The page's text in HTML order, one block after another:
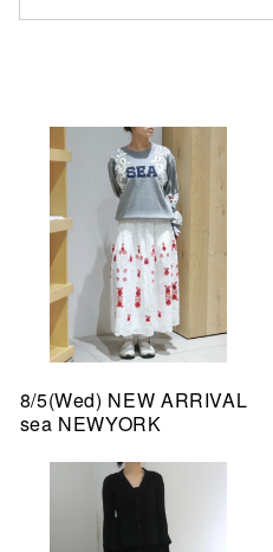
8/5(Wed) NEW ARRIVAL
sea NEWYORK